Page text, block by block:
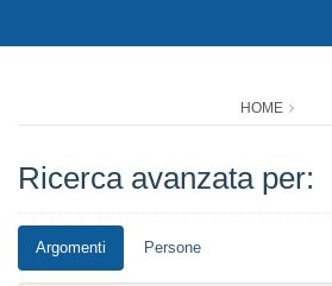
HOME
Ricerca avanzata per:
Argomenti Persone